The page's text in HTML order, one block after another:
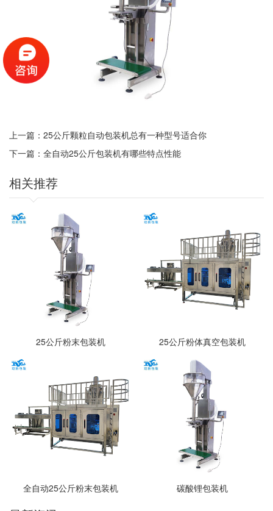
上一篇： 25公斤颗粒自动包装机总有一种型号适合你
下一篇： 全自动25公斤包装机有哪些特点性能
相关推荐
25公斤粉末包装机 25公斤粉体真空包装机
全自动25公斤粉末包装机 碳酸锂包装机